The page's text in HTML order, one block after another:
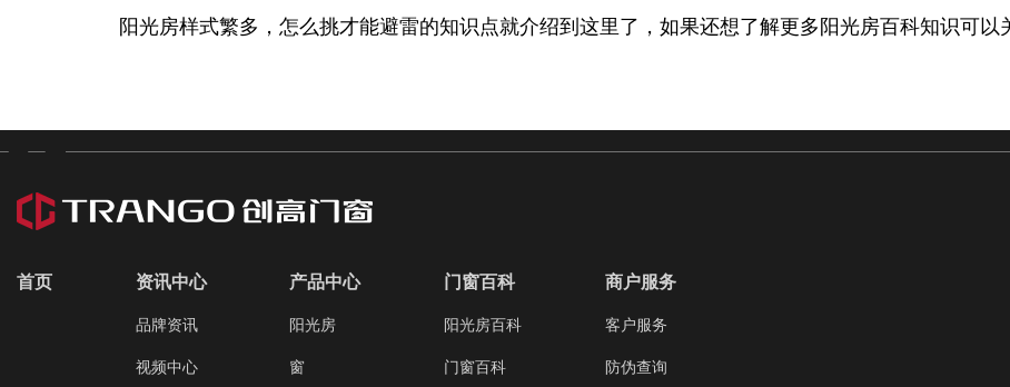
阳光房样式繁多，怎么挑才能避雷的知识点就介绍到这里了，如果还想了解更多阳光房百科知识可以
首页 资讯中心
品牌资讯
视频中心
产品中心
阳光房
窗
门窗百科
阳光房百科
门窗百科
商户服务
客户服务
防伪查询